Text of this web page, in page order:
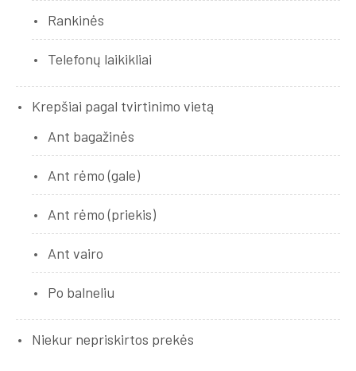
Rankinės
Telefonų laikikliai
Krepšiai pagal tvirtinimo vietą
Ant bagažinės
Ant rėmo (gale)
Ant rėmo (priekis)
Ant vairo
Po balneliu
Niekur nepriskirtos prekės